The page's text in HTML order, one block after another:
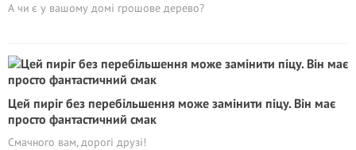
А чи є у вашому домі грошове дерево?
Цей пиріг без перебільшення може замінити піцу. Він має
просто фантастичний смак
Смачного вам, дорогі друзі!